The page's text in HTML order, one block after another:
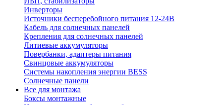
Инверторы
Источники бесперебойного питания 12-24В
Кабель для солнечных панелей
Крепления для солнечных панелей
Литиевые аккумуляторы
Повербанки, адаптеры питания
Свинцовые аккумуляторы
Системы накопления энергии BESS
Солнечные панели
Все для монтажа
Боксы монтажные